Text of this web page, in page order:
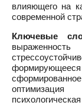
влияющего на
современной
Ключевые
оптимизация